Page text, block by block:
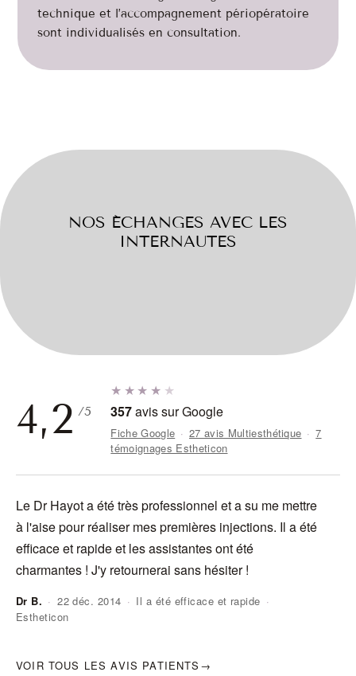
technique et l’accompagnement périopératoire
sont individualisés en consultation.
NOS ÉCHANGES AVEC LES
INTERNAUTES
4,2 /5
★★★★ ★
357avis sur Google
Fiche Google · 27 avis Multiesthétique · 7
témoignages Estheticon
Le Dr Hayot a été très professionnel et a su me mettre
à l'aise pour réaliser mes premières injections. Il a été
efficace et rapide et les assistantes ont été
charmantes ! J'y retournerai sans hésiter !
Dr B. · 22 déc. 2014 · Il a été efficace et rapide ·
Estheticon
VOIR TOUS LES AVIS PATIENTS →